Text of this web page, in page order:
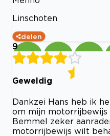
Linschoten
delen
9
Geweldig
Dankzei Hans heb ik
om mijn motorrijbewijs
Bemmel zeker
motorrijbewijs wilt